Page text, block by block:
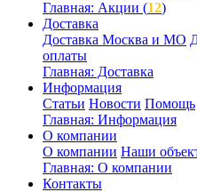
Главная: Акции (12)
Доставка
Доставка Москва и МО
оплаты
Главная: Доставка
Информация
Статьи Новости Помощь
Главная: Информация
О компании
О компании Наши
Главная: О компании
Контакты